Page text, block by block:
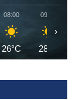
08:00
26°C
09:00
28°C
›